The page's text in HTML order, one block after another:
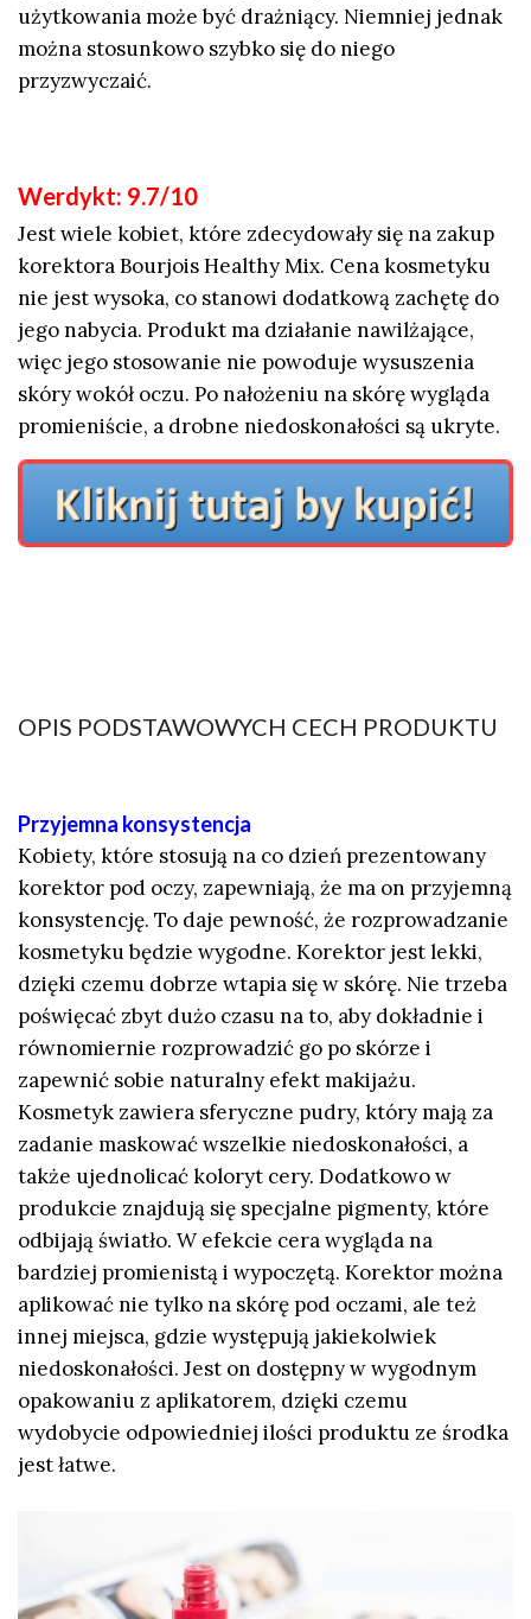
użytkowania może być drażniący. Niemniej jednak
można stosunkowo szybko się do niego
przyzwyczaić.
Werdykt: 9.7/10
Jest wiele kobiet, które zdecydowały się na zakup
korektora Bourjois Healthy Mix. Cena kosmetyku
nie jest wysoka, co stanowi dodatkową zachętę do
jego nabycia. Produkt ma działanie nawilżające,
więc jego stosowanie nie powoduje wysuszenia
skóry wokół oczu. Po nałożeniu na skórę wygląda
promieniście, a drobne niedoskonałości są ukryte.
OPIS PODSTAWOWYCH CECH PRODUKTU
Przyjemna konsystencja
Kobiety, które stosują na co dzień prezentowany
korektor pod oczy, zapewniają, że ma on przyjemną
konsystencję. To daje pewność, że rozprowadzanie
kosmetyku będzie wygodne. Korektor jest lekki,
dzięki czemu dobrze wtapia się w skórę. Nie trzeba
poświęcać zbyt dużo czasu na to, aby dokładnie i
równomiernie rozprowadzić go po skórze i
zapewnić sobie naturalny efekt makijażu.
Kosmetyk zawiera sferyczne pudry, który mają za
zadanie maskować wszelkie niedoskonałości, a
także ujednolicać koloryt cery. Dodatkowo w
produkcie znajdują się specjalne pigmenty, które
odbijają światło. W efekcie cera wygląda na
bardziej promienistą i wypoczętą. Korektor można
aplikować nie tylko na skórę pod oczami, ale też
innej miejsca, gdzie występują jakiekolwiek
niedoskonałości. Jest on dostępny w wygodnym
opakowaniu z aplikatorem, dzięki czemu
wydobycie odpowiedniej ilości produktu ze środka
jest łatwe.